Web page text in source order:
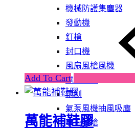
機械防護集塵器
發動機
釘槍
封口機
風扇風槍風機
電批電卜
電刨
氣泵風機抽風吸塵
噴筆噴槍
range:
$6.87
through
$32.70
Add To Cart
This
product
has
multiple
variants.
The
options
may
be
萬能補鞋膠